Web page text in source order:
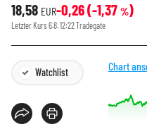
18,58 EUR-0,26(-1,37 %)
Letzter Kurs6.8. 12:22Tradegate
Watchlist Chart